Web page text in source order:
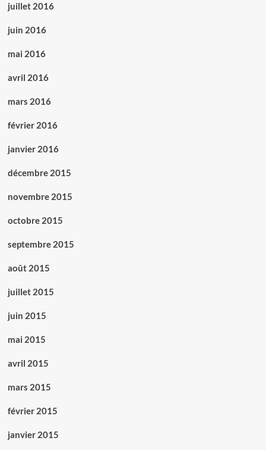
juillet 2016
juin 2016
mai 2016
avril 2016
mars 2016
février 2016
janvier 2016
décembre 2015
novembre 2015
octobre 2015
septembre 2015
août 2015
juillet 2015
juin 2015
mai 2015
avril 2015
mars 2015
février 2015
janvier 2015